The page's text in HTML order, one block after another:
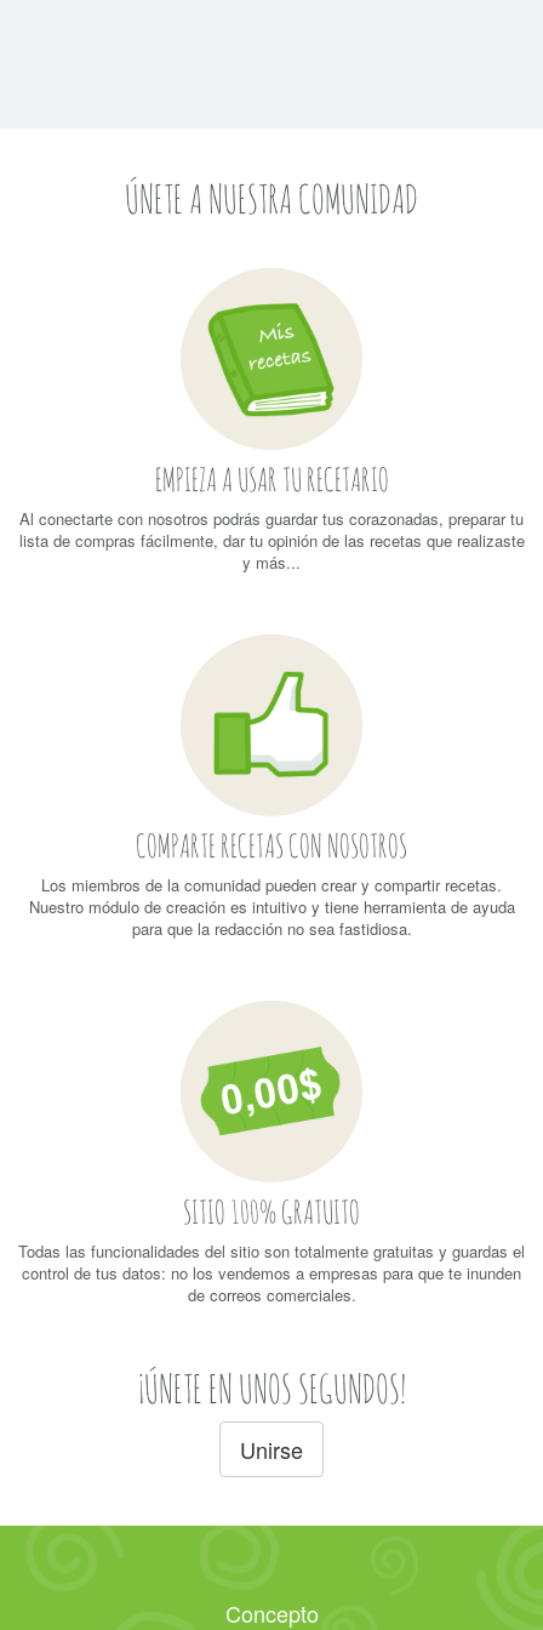
ÚNETE A NUESTRA COMUNIDAD
EMPIEZA A USAR TU RECETARIO
Al conectarte con nosotros podrás guardar tus corazonadas, preparar tu
lista de compras fácilmente, dar tu opinión de las recetas que realizaste
y más...
COMPARTE RECETAS CON NOSOTROS
Los miembros de la comunidad pueden crear y compartir recetas.
Nuestro módulo de creación es intuitivo y tiene herramienta de ayuda
para que la redacción no sea fastidiosa.
SITIO 100% GRATUITO
Todas las funcionalidades del sitio son totalmente gratuitas y guardas el
control de tus datos: no los vendemos a empresas para que te inunden
de correos comerciales.
¡ÚNETE EN UNOS SEGUNDOS!
Unirse
Concepto